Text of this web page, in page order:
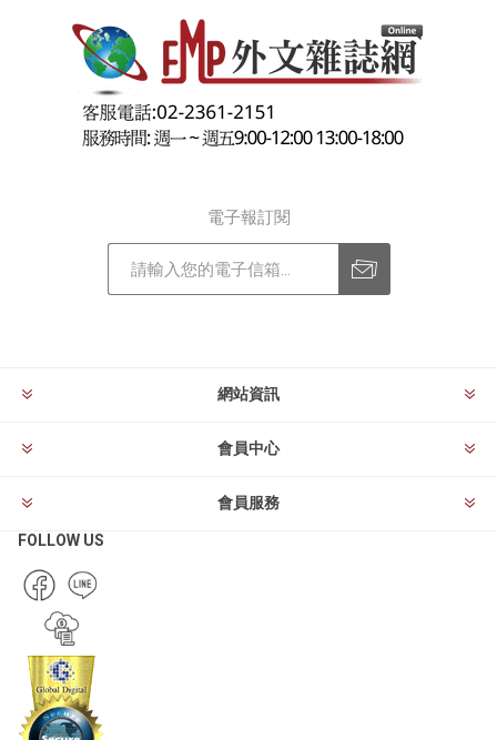
電子報訂閱
網站資訊
會員中心
會員服務
FOLLOW US